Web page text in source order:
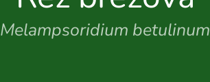
Melampsoridium betulinum